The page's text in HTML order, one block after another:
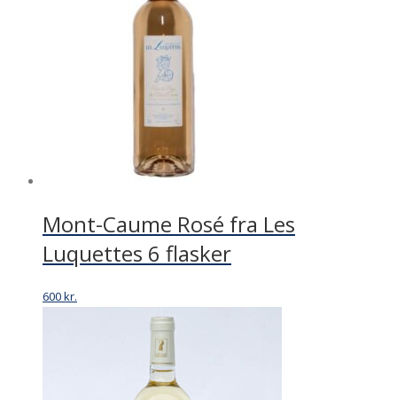
Mont-Caume Rosé fra Les
Luquettes 6 flasker
600kr.